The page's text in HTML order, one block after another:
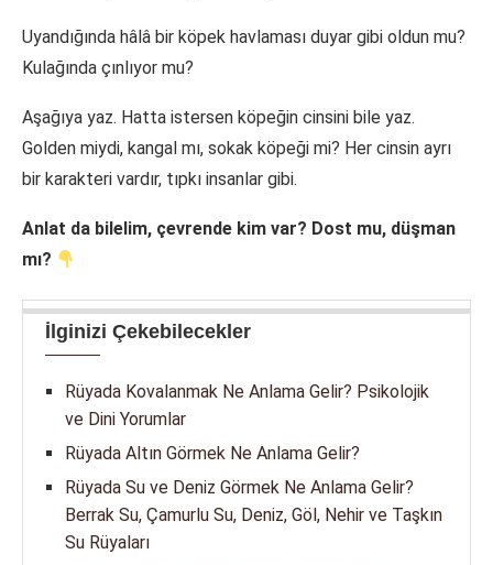
Uyandığında hâlâ bir köpek havlaması duyar gibi oldun mu?
Kulağında çınlıyor mu?
Aşağıya yaz. Hatta istersen köpeğin cinsini bile yaz.
Golden miydi, kangal mı, sokak köpeği mi? Her cinsin ayrı
bir karakteri vardır, tıpkı insanlar gibi.
Anlat da bilelim, çevrende kim var? Dost mu, düşman
mı?
İlginizi Çekebilecekler
Rüyada Kovalanmak Ne Anlama Gelir? Psikolojik
ve Dini Yorumlar
Rüyada Altın Görmek Ne Anlama Gelir?
Rüyada Su ve Deniz Görmek Ne Anlama Gelir?
Berrak Su, Çamurlu Su, Deniz, Göl, Nehir ve Taşkın
Su Rüyaları